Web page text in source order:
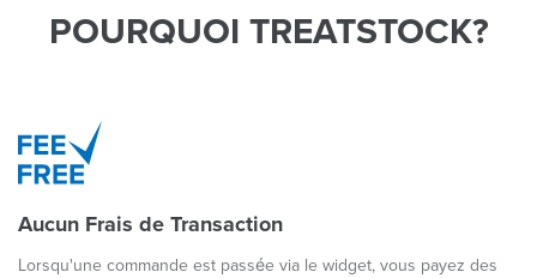
POURQUOI TREATSTOCK?
Aucun Frais de Transaction
Lorsqu'une commande est passée via le widget, vous payez des